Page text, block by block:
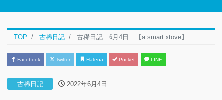
TOP 古稀日記 古稀日記 6月4日 【a smart stove】
Facebook Twitter Hatena Pocket LINE
古稀日記 2022年6月4日